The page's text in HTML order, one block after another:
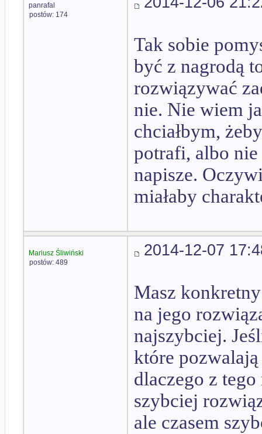
panrafal
postów: 174
Tak sobie
być z nagrodą
rozwiązywać
nie. Nie wiem
chciałbym,
potrafi, albo
napisze.
miałaby
Mariusz Śliwiński
postów: 489
2014-12-07
Masz
na jego
najszybciej.
które
dlaczego z
szybciej
ale czasem